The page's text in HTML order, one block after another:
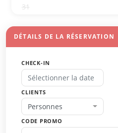
31
DÉTAILS DE LA RÉSERVATION
CHECK-IN
CLIENTS
Personnes
CODE PROMO